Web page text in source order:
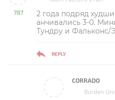
787
-
2 года подряд
анчивались 3-0.
Тундру и Фальконс/
REPLY
CORRADO
Burden